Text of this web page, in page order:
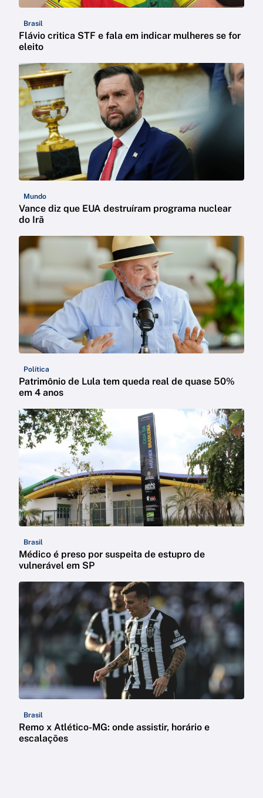
Brasil
Flávio critica STF e fala em indicar mulheres se for
eleito
Mundo
Vance diz que EUA destruíram programa nuclear
do Irã
Política
Patrimônio de Lula tem queda real de quase 50%
em 4 anos
Brasil
Médico é preso por suspeita de estupro de
vulnerável em SP
Brasil
Remo x Atlético-MG: onde assistir, horário e
escalações